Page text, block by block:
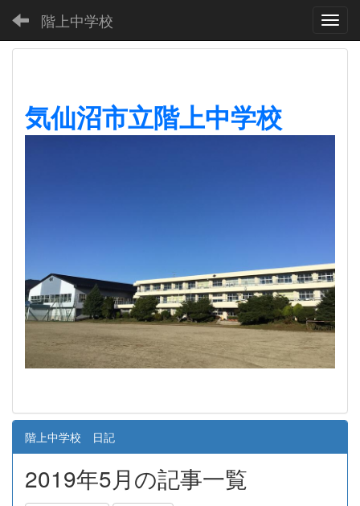
階上中学校
気仙沼市立階上中学校
階上中学校 日記
2019年5月の記事一覧